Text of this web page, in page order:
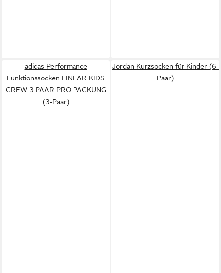
adidas Performance
Funktionssocken LINEAR KIDS
CREW 3 PAAR PRO PACKUNG
(3-Paar)
Jordan Kurzsocken für Kinder (6-
Paar)